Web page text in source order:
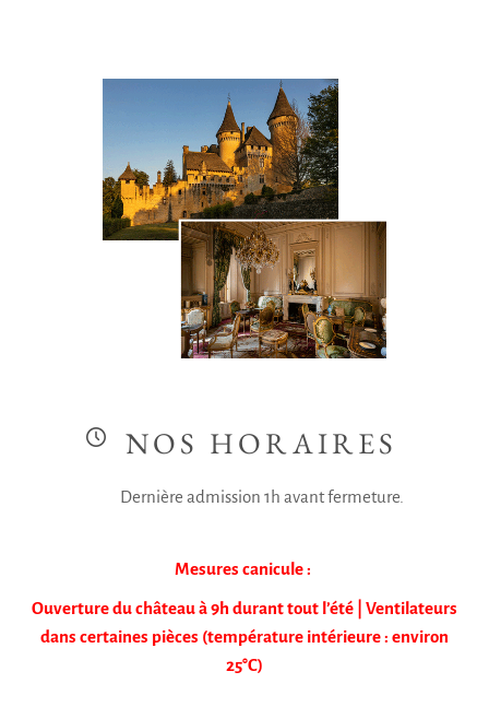
NOS HORAIRES
Dernière admission 1h avant fermeture.
Mesures canicule :
Ouverture du château à 9h durant tout l’été | Ventilateurs
dans certaines pièces (température intérieure : environ
25°C)